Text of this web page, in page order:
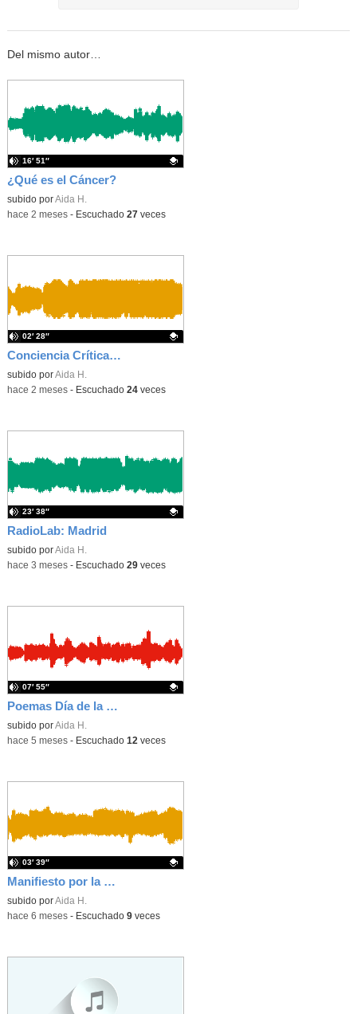
Del mismo autor…
¿Qué es el Cáncer?
Contenido educativo.
subido porAida H.
16′ 51″
-hace 2 meses- Escuchado 27 veces
Conciencia Crítica (Presentación)
Contenido educativo.
subido porAida H.
02′ 28″
-hace 2 meses- Escuchado 24veces
RadioLab: Madrid
Contenido educativo.
subido porAida H.
23′ 38″
-hace 3 meses- Escuchado 29veces
Poemas Día de la Paz
Contenido educativo.
subido porAida H.
07′ 55″
-hace 5 meses- Escuchado 12veces
Manifiesto por la Paz
Contenido educativo.
subido porAida H.
03′ 39″
-hace 6 meses- Escuchado 9veces